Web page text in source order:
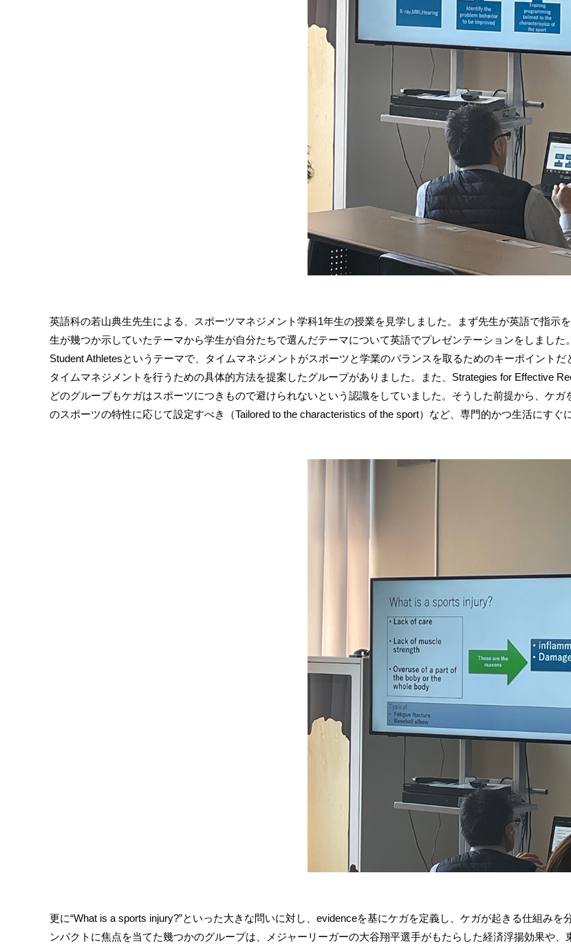
英語科の若山典生先生による、スポーツマネジメント学科1年生の授業を見学しました。まず先生が英語で指示
生が幾つか示していたテーマから学生が自分たちで選んだテーマについて英語でプレゼンテーションをしまし
Student Athletesというテーマで、タイムマネジメントがスポーツと学業のバランスを取るためのキーポイント
タイムマネジメントを行うための具体的方法を提案したグループがありました。また、Strategies for Effective
どのグループもケガはスポーツにつきもので避けられないという認識をしていました。そうした前提から、ケ
のスポーツの特性に応じて設定すべき（Tailored to the characteristics of the sport）など、専門的かつ生活にすぐ
更に“What is a sports injury?”といった大きな問いに対し、evidenceを基にケガを定義し、ケガが起きる仕組み
ンパクトに焦点を当てた幾つかのグループは、メジャーリーガーの大谷翔平選手がもたらした経済浮揚効果や